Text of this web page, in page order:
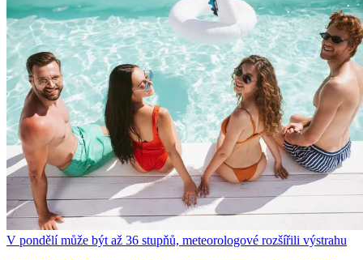
V pondělí může být až 36 stupňů, meteorologové rozšířili výstrahu